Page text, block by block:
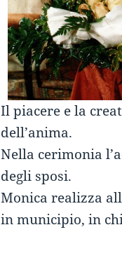
Il piacere e la
dell’anima.
Nella cerimonia
degli sposi.
Monica realizza
in municipio, in